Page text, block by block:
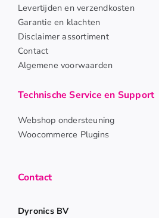
Levertijden en verzendkosten
Garantie en klachten
Disclaimer assortiment
Contact
Algemene voorwaarden
Technische Service en Support
Webshop ondersteuning
Woocommerce Plugins
Contact
Dyronics BV